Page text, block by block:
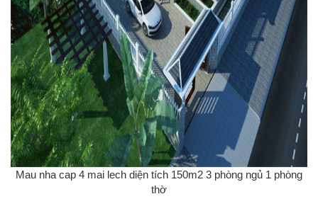
Mau nha cap 4 mai lech diện tích 150m2 3 phòng ngủ 1 phòng
thờ